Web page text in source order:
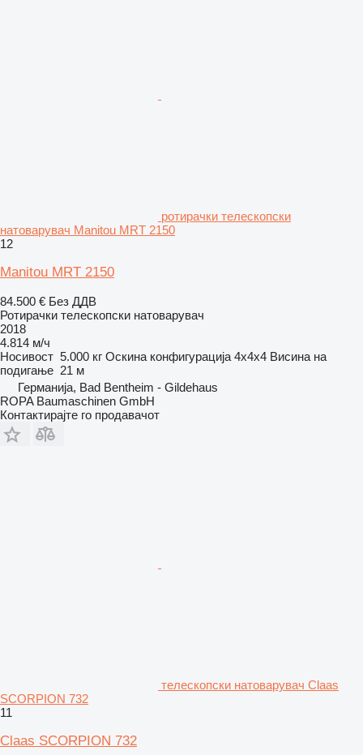
ротирачки телескопски
натоварувач Manitou MRT 2150
12
Manitou MRT 2150
84.500 € Без ДДВ
Ротирачки телескопски натоварувач
2018
4.814 м/ч
Носивост 5.000 кг Оскина конфигурација 4x4x4 Висина на
подигање 21 м
Германија, Bad Bentheim - Gildehaus
ROPA Baumaschinen GmbH
Контактирајте го продавачот
телескопски натоварувач Claas
SCORPION 732
11
Claas SCORPION 732